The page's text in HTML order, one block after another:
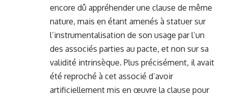
encore dû appréhender une clause de même
nature, mais en étant amenés à statuer sur
l’instrumentalisation de son usage par l’un
des associés parties au pacte, et non sur sa
validité intrinsèque. Plus précisément, il avait
été reproché à cet associé d’avoir
artificiellement mis en œuvre la clause pour